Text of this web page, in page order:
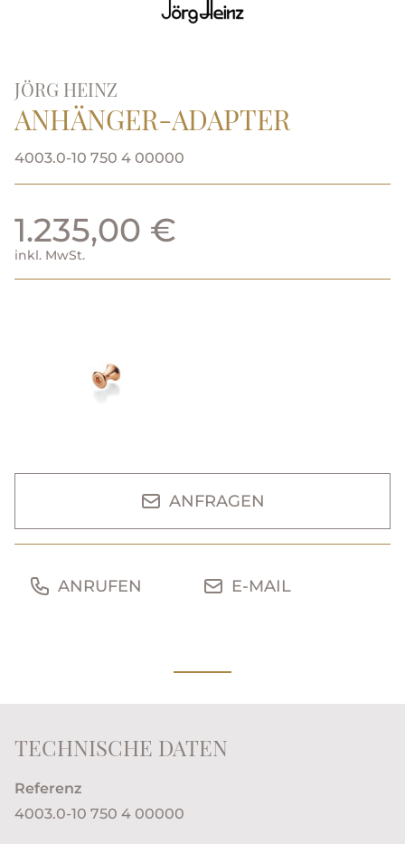
JÖRG HEINZ
ANHÄNGER-ADAPTER
4003.0-10 750 4 00000
1.235,00 €
inkl. MwSt.
ANFRAGEN
ANRUFEN E-MAIL
TECHNISCHE DATEN
Referenz
4003.0-10 750 4 00000